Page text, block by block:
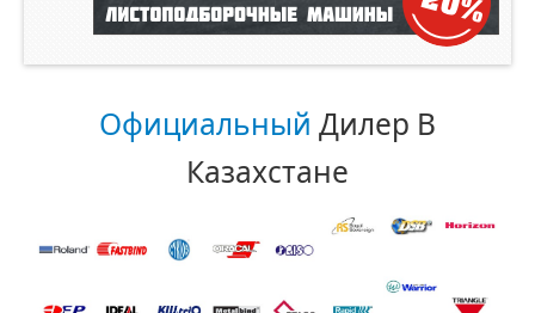
Официальный Дилер В
Казахстане